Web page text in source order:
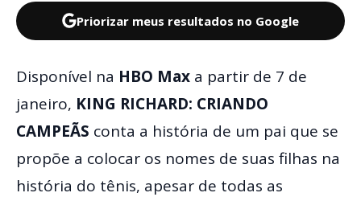
Priorizar meus resultados no Google
Disponível na HBO Max a partir de 7 de
janeiro, KING RICHARD: CRIANDO
CAMPEÃS conta a história de um pai que se
propõe a colocar os nomes de suas filhas na
história do tênis, apesar de todas as